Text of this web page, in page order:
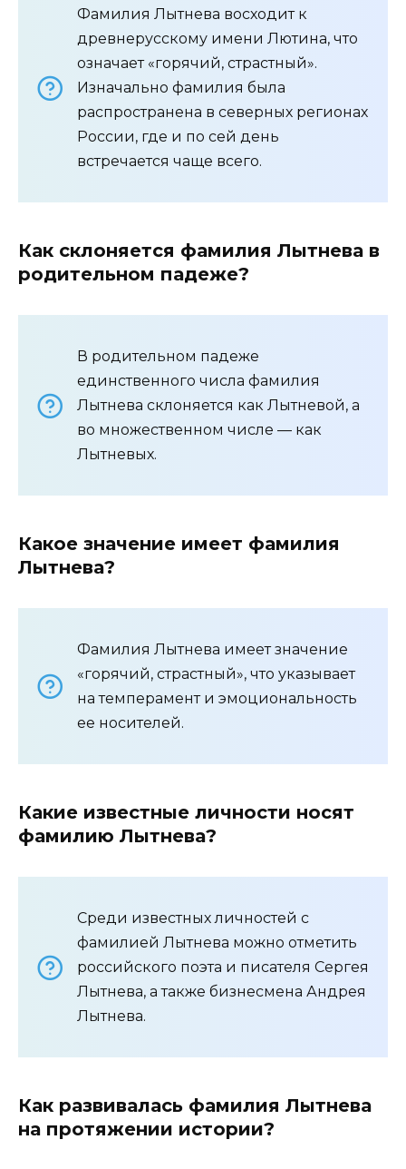
Фамилия Лытнева восходит к
древнерусскому имени Лютина, что
означает «горячий, страстный».
Изначально фамилия была
распространена в северных регионах
России, где и по сей день
встречается чаще всего.
Как склоняется фамилия Лытнева в
родительном падеже?
В родительном падеже
единственного числа фамилия
Лытнева склоняется как Лытневой, а
во множественном числе — как
Лытневых.
Какое значение имеет фамилия
Лытнева?
Фамилия Лытнева имеет значение
«горячий, страстный», что указывает
на темперамент и эмоциональность
ее носителей.
Какие известные личности носят
фамилию Лытнева?
Среди известных личностей с
фамилией Лытнева можно отметить
российского поэта и писателя Сергея
Лытнева, а также бизнесмена Андрея
Лытнева.
Как развивалась фамилия Лытнева
на протяжении истории?